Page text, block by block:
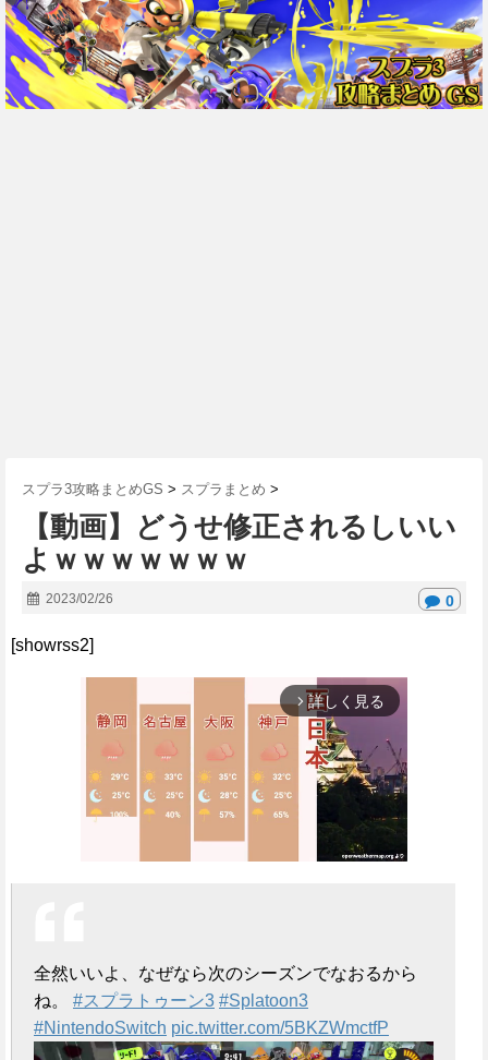
スプラ3攻略まとめGS > スプラまとめ >
【動画】どうせ修正されるしいい
よｗｗｗｗｗｗｗ
2023/02/26 0
[showrss2]
arrow_forward_ios 詳しく見る
t
e
全然いいよ、なぜなら次のシーズンでなおるから
ね。 #スプラトゥーン3 #Splatoon3
#NintendoSwitch pic.twitter.com/5BKZWmctfP